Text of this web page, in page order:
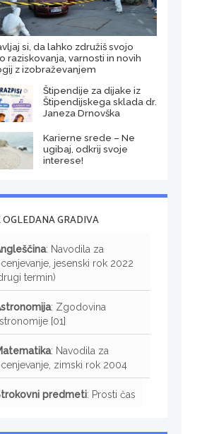
si, da lahko združiš svojo
raziskovanja, varnosti in novih
z izobraževanjem
Štipendije za dijake iz
Štipendijskega sklada dr.
Janeza Drnovška
Karierne srede – Ne
ugibaj, odkrij svoje
interese!
OGLEDANA GRADIVA
: Navodila za
jesenski rok 2022
termin)
: Zgodovina
[01]
: Navodila za
zimski rok 2004
predmeti: Prosti čas